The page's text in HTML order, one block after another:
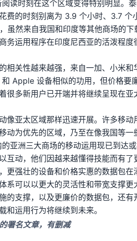
读时刻在这个区域变得特别明显。
费的时刻别离为 3.9 个小时、3.7 个
虽然来自我国和印度等其他商场的
务运用程序在印度尼西亚的活泼程
相关性越来越强，来自一加、小米
Apple 设备相似的功用，但价格要
很多新用户已开端并将继续呈现在
像亚太区域那样迅速开展。许多移
动为优先的区域，乃至在像我国等一
亚洲三大商场的移动运用现已到达
动，他们因越来越懂得技能而有了
更强壮的设备和价格实惠的数据包
系可以以更大的灵活性和带宽支撑
的支撑，以及更廉价的数据包，还
和运用行为将继续到未来。
署名文章，有删减